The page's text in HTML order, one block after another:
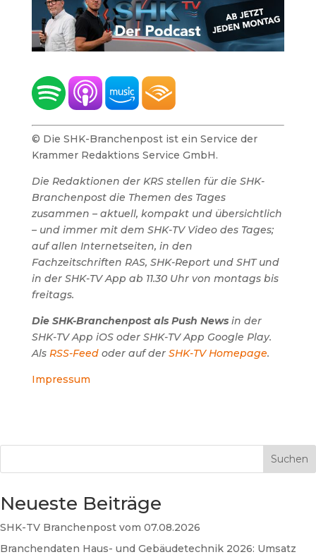
© Die SHK-Branchenpost ist ein Service der
Krammer Redaktions Service GmbH.
Die Redaktionen der KRS stellen für die SHK-
Branchenpost die Themen des Tages
zusammen – aktuell, kompakt und übersichtlich
– und immer mit dem SHK-TV Video des Tages;
auf allen Internetseiten, in den
Fachzeitschriften RAS, SHK-Report und SHT und
in der SHK-TV App ab 11.30 Uhr von montags bis
freitags.
Die SHK-Branchenpost als Push Newsin der
SHK-TV App iOS oder SHK-TV App Google Play.
Als RSS-Feedoder auf der SHK-TV Homepage.
Impressum
Suchen
Neueste Beiträge
SHK-TV Branchenpost vom 07.08.2026
Branchendaten Haus- und Gebäudetechnik 2026: Umsatz